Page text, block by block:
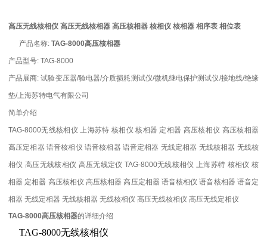
高压无线核相仪 高压无线核相器 高压核相器 核相仪 核相器 相序表 相位表
产品名称: TAG-8000高压核相器
产品型号: TAG-8000
产品展商:试验变压器/验电器/介质损耗测试仪/微机继电保护测试仪/接地线/绝缘
垫/上海苏特电气有限公司
简单介绍
TAG-8000无线核相仪 上海苏特 核相仪 核相器 定相器 高压核相仪 高压核相器
高压定相器 语音核相仪 语音核相器 语音定相器 无线定相器 无线核相器 无线核
相仪 高压无线核相仪 高压无线定仪 TAG-8000无线核相仪 上海苏特 核相仪 核
相器 定相器 高压核相仪 高压核相器 高压定相器 语音核相仪 语音核相器 语音定
相器 无线定相器 无线核相器 无线核相仪 高压无线核相仪 高压无线定相仪
TAG-8000高压核相器的详细介绍
TAG-8000无线核相仪